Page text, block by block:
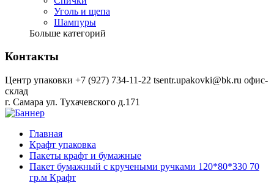
Уголь и щепа
Шампуры
Больше категорий
Контакты
Центр упаковки +7 (927) 734-11-22 tsentr.upakovki@bk.ru офис-
склад
г. Самара ул. Тухачевского д.171
Главная
Крафт упаковка
Пакеты крафт и бумажные
Пакет бумажный с кручеными ручками 120*80*330 70
гр.м Крафт